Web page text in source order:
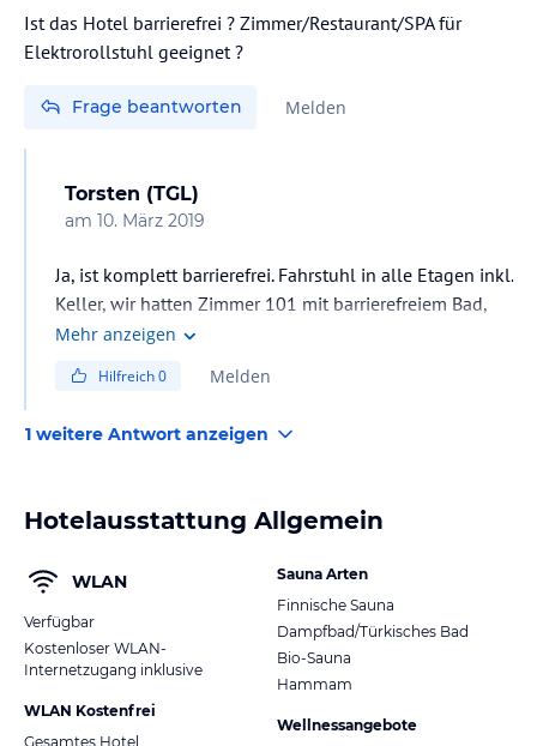
Ist das Hotel barrierefrei ? Zimmer/Restaurant/SPA für
Elektrorollstuhl geeignet ?
Frage beantworten Melden
Torsten (TGL)
am 10. März 2019
Ja, ist komplett barrierefrei. Fahrstuhl in alle Etagen inkl.
Keller, wir hatten Zimmer 101 mit barrierefreiem Bad,
sehr groß und aus meiner Sicht mit allem erforderlichen
ausgestattet, es gibt wohl auch noch mehr so
Mehr anzeigen
Hilfreich0 Melden
1 weitere Antwort anzeigen
Hotelausstattung Allgemein
WLAN
Verfügbar
Kostenloser WLAN-
Internetzugang inklusive
WLAN Kostenfrei
Gesamtes Hotel
Sauna Arten
Finnische Sauna
Dampfbad/Türkisches Bad
Bio-Sauna
Hammam
Wellnessangebote